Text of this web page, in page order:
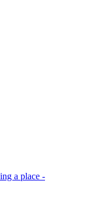
a place -